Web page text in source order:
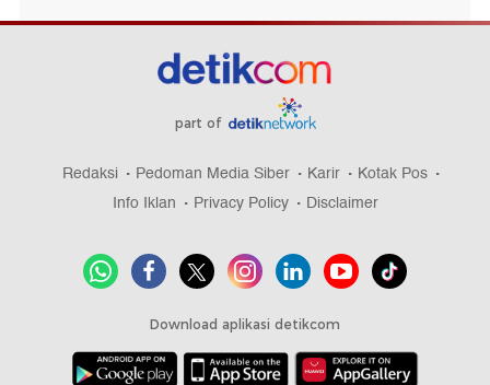
part of
Redaksi Pedoman Media Siber Karir
Kotak Pos
Info Iklan
Privacy Policy Disclaimer
Download aplikasi detikcom